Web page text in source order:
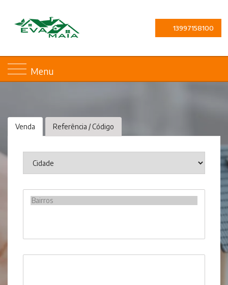
13997158100
Menu
Venda Referência / Código